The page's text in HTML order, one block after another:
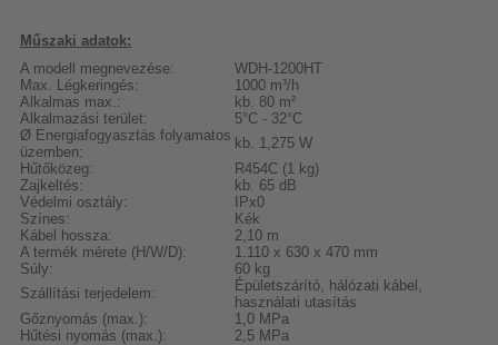
Műszaki adatok:
A modell megnevezése:
WDH-1200HT
Max. Légkeringés:
1000 m³/h
Alkalmas max.:
kb. 80 m²
Alkalmazási terület:
5°C - 32°C
Ø Energiafogyasztás folyamatos
üzemben:
kb. 1,275 W
Hűtőközeg:
R454C (1 kg)
Zajkeltés:
kb. 65 dB
Védelmi osztály:
IPx0
Színes:
Kék
Kábel hossza:
2,10 m
A termék mérete (H/W/D):
1.110 x 630 x 470 mm
Súly:
60 kg
Szállítási terjedelem:
Épületszárító, hálózati kábel,
használati utasítás
Gőznyomás (max.):
1,0 MPa
Hűtési nyomás (max.):
2,5 MPa